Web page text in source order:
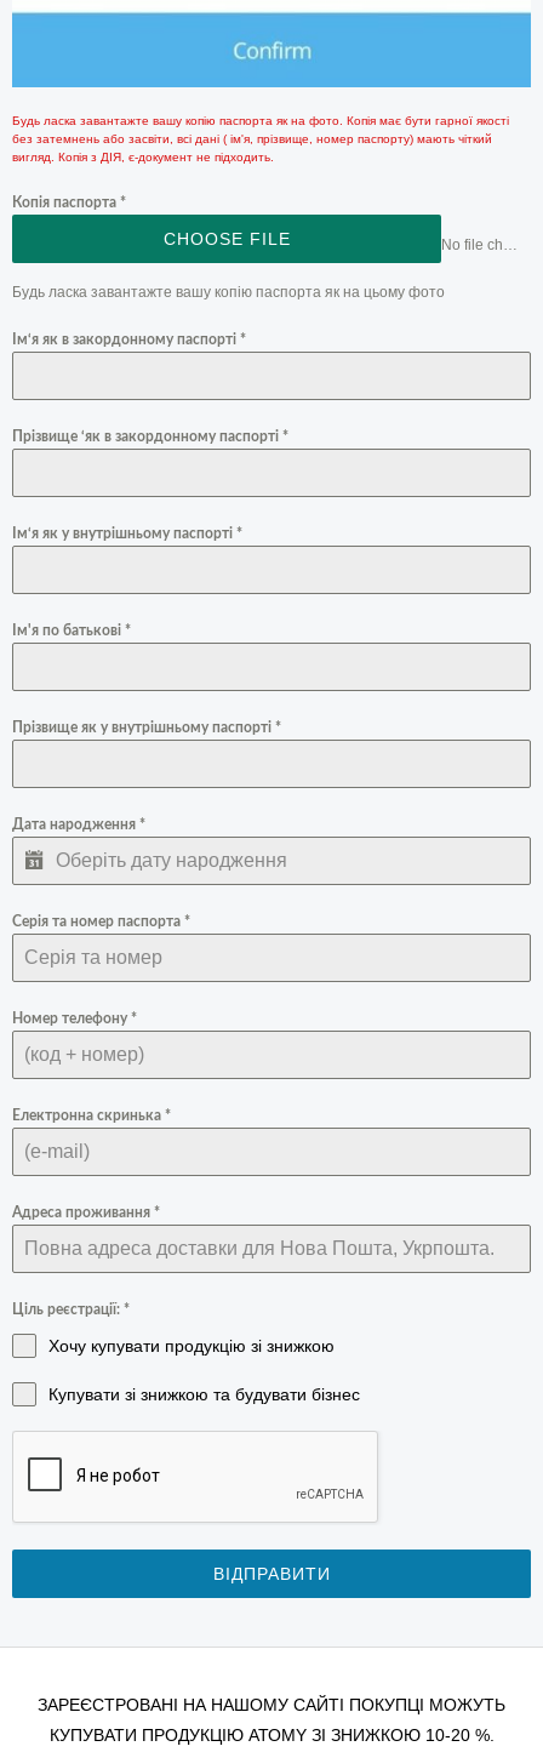
Будь ласка завантажте вашу копію паспорта як на фото. Копія має бути гарної якості
без затемнень або засвіти, всі дані ( ім'я, прізвище, номер паспорту) мають чіткий
вигляд. Копія з ДІЯ, є-документ не підходить.
Копія паспорта *
CHOOSE FILE No file chosen
Будь ласка завантажте вашу копію паспорта як на цьому фото
Ім‘я як в закордонному паспорті *
Прізвище ‘як в закордонному паспорті *
Ім‘я як у внутрішньому паспорті *
Ім'я по батькові *
Прізвище як у внутрішньому паспорті *
Дата народження *
Серія та номер паспорта *
Номер телефону *
Електронна скринька *
Адреса проживання *
Ціль реєстрації: *
Хочу купувати продукцію зі знижкою
Купувати зі знижкою та будувати бізнес
ВІДПРАВИТИ
ЗАРЕЄСТРОВАНІ НА НАШОМУ САЙТІ ПОКУПЦІ МОЖУТЬ
КУПУВАТИ ПРОДУКЦІЮ АТОМY ЗІ ЗНИЖКОЮ 10-20 %.